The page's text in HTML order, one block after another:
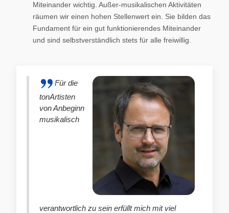
Miteinander wichtig. Außer-musikalischen Aktivitäten
räumen wir einen hohen Stellenwert ein. Sie bilden das
Fundament für ein gut funktionierendes Miteinander
und sind selbstverständlich stets für alle freiwillig.
Für die
tonArtisten
von Anbeginn
musikalisch
verantwortlich zu sein erfüllt mich mit viel